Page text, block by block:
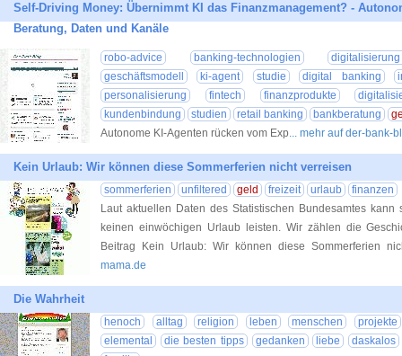
Self-Driving Money: Übernimmt KI das Finanzmanagement? -
Beratung, Daten und Kanäle
robo-advice banking-technologien
geschäftsmodell
ki-agent studie digital banking
personalisierung
fintech finanzprodukte
kundenbindung
studien retail banking bankberatung
Autonome KI-Agenten rücken vom Exp... mehr auf der-bank-
Kein Urlaub: Wir können diese Sommerferien nicht verreisen
sommerferien unfiltered geld freizeit urlaub
finanzen
Laut aktuellen Daten des Statistischen Bundesamtes
keinen einwöchigen Urlaub leisten. Wir zählen die
Beitrag Kein Urlaub: Wir können diese Sommerferien
mama.de
Die Wahrheit
henoch alltag religion leben menschen
projekte
elemental
die besten tipps gedanken liebe
daskalos